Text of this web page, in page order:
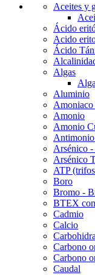
Aceites y
Ácido
Acido
Ácido
Algas
Aluminio
Amonio
Amonio
Arsénico
Arsénico
ATP
Boro
Bromo -
BTEX
Cadmio
Calcio
Carbono
Carbono
Caudal